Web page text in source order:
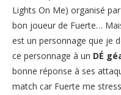
Lights On Me) organisé par
bon joueur de Fuerte…
est un personnage que je
ce personnage à un DÉ
bonne réponse à ses
match car Fuerte me